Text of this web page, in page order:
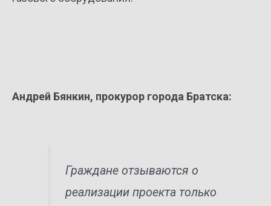
Андрей Бянкин, прокурор города Братска:
Граждане отзываются о
реализации проекта только